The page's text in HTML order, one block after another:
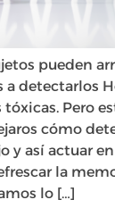
pueden
a detectarlos
Pero
cómo
y así actuar
la
lo […]